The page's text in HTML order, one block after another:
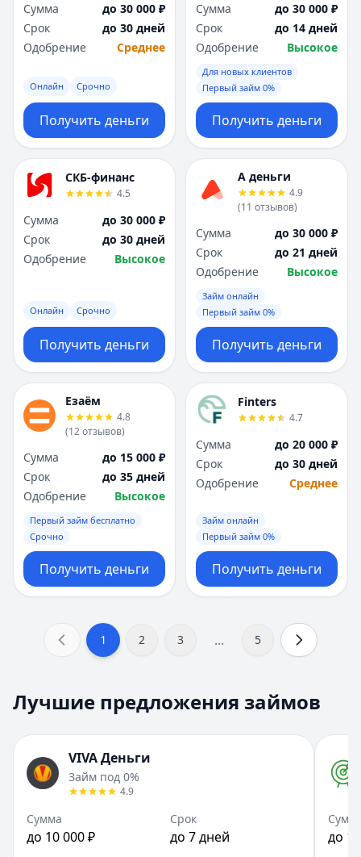
Сумма
до 30 000 ₽
Срок
до 30 дней
Одобрение
Среднее
Онлайн Срочно
Получить деньги
Сумма
до 30 000 ₽
Срок
до 14 дней
Одобрение
Высокое
Для новых клиентов
Первый займ 0%
Получить деньги
СКБ-финанс
4.5
Сумма
до 30 000 ₽
Срок
до 30 дней
Одобрение
Высокое
Онлайн Срочно
Получить деньги
А деньги
4.9
(11 отзывов)
Сумма
до 30 000 ₽
Срок
до 21 дней
Одобрение
Высокое
Займ онлайн
Первый займ 0%
Получить деньги
Езаём
4.8
(12отзывов)
Сумма
до 15 000 ₽
Срок
до 35 дней
Одобрение
Высокое
Первый займ бесплатно
Срочно
Получить деньги
Finters
4.7
Сумма
до 20 000 ₽
Срок
до 30 дней
Одобрение
Среднее
Займ онлайн
Первый займ 0%
Получить деньги
1 2 3 ... 5
Лучшие предложения займов
VIVA Деньги
Займ под 0%
4.9
Сумма
до 10 000 ₽
Срок
до 7 дней до